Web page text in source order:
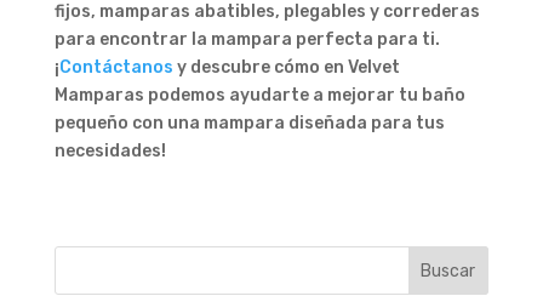
fijos, mamparas abatibles, plegables y correderas
para encontrar la mampara perfecta para ti.
¡Contáctanos y descubre cómo en Velvet
Mamparas podemos ayudarte a mejorar tu baño
pequeño con una mampara diseñada para tus
necesidades!
Buscar